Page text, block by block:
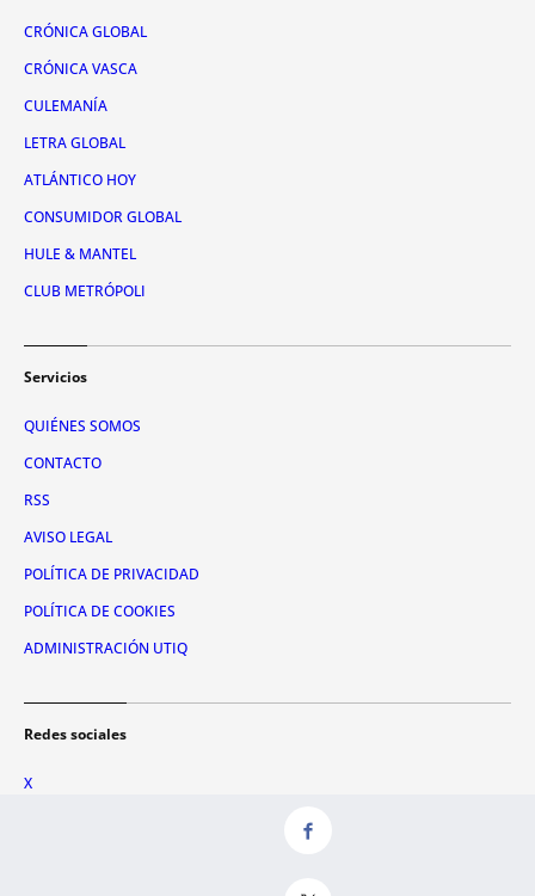
CRÓNICA GLOBAL
CRÓNICA VASCA
CULEMANÍA
LETRA GLOBAL
ATLÁNTICO HOY
CONSUMIDOR GLOBAL
HULE & MANTEL
CLUB METRÓPOLI
Servicios
QUIÉNES SOMOS
CONTACTO
RSS
AVISO LEGAL
POLÍTICA DE PRIVACIDAD
POLÍTICA DE COOKIES
ADMINISTRACIÓN UTIQ
Redes sociales
X